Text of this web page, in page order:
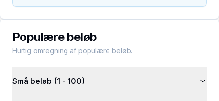
Populære beløb
Hurtig omregning af populære beløb.
Små beløb (1 - 100)